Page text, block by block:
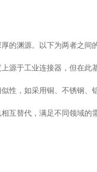
的渊源。以下为两者之间
源于工业连接器，但在此
性，如采用铜、不锈钢、
互替代，满足不同领域的